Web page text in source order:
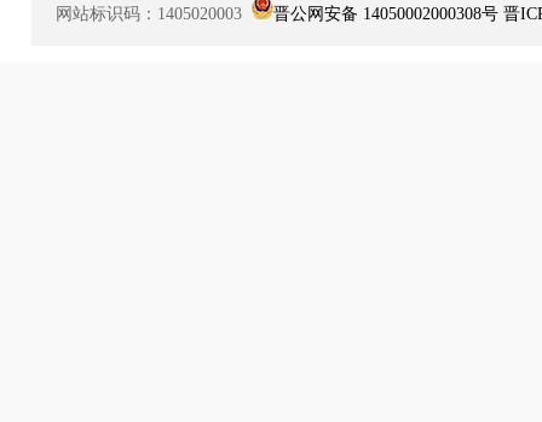
网站标识码：1405020003
晋公网安备 14050002000308号 晋